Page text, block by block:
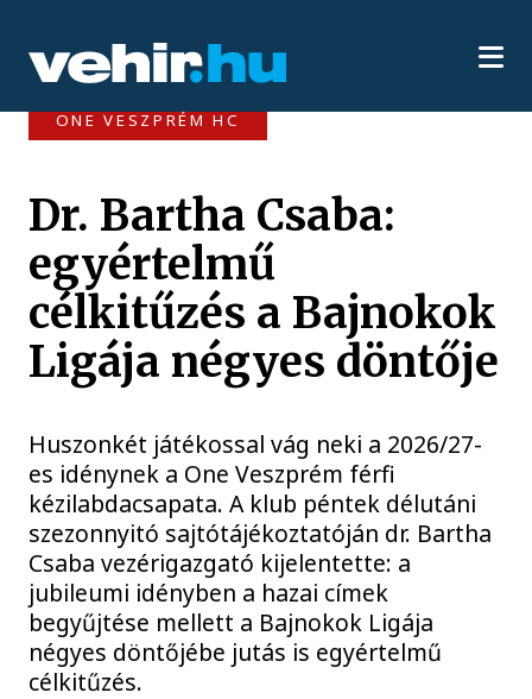
ONE VESZPRÉM HC
Dr. Bartha Csaba:
egyértelmű
célkitűzés a Bajnokok
Ligája négyes döntője
Huszonkét játékossal vág neki a 2026/27-
es idénynek a One Veszprém férfi
kézilabdacsapata. A klub péntek délutáni
szezonnyitó sajtótájékoztatóján dr. Bartha
Csaba vezérigazgató kijelentette: a
jubileumi idényben a hazai címek
begyűjtése mellett a Bajnokok Ligája
négyes döntőjébe jutás is egyértelmű
célkitűzés.